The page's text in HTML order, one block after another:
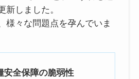
新しました。
様々な問題点を孕んでいま
安全保障の脆弱性